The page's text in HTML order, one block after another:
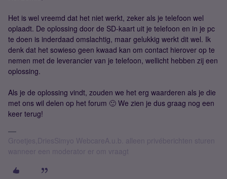
Het is wel vreemd dat het niet werkt, zeker als je telefoon wel
oplaadt. De oplossing door de SD-kaart uit je telefoon en in je pc
te doen is inderdaad omslachtig, maar gelukkig werkt dit wel. Ik
denk dat het sowieso geen kwaad kan om contact hierover op te
nemen met de leverancier van je telefoon, wellicht hebben zij een
oplossing.
Als je de oplossing vindt, zouden we het erg waarderen als je die
met ons wil delen op het forum 🙂 We zien je dus graag nog een
keer terug!
Groetjes,DriesSimyo WebcareA.u.b. alleen privéberichten sturen
wanneer een moderator er om vraagt